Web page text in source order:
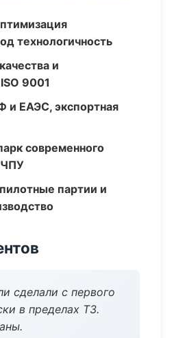
технологичность
и
9001
и ЕАЭС, экспортная
современного
ЧПУ
партии и
сделали с первого
в пределах ТЗ.